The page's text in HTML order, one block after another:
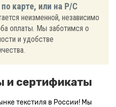
карте, или на Р/С
неизменной, независимо
оплаты. Мы заботимся о
и удобстве
и сертификаты
текстиля в России! Мы